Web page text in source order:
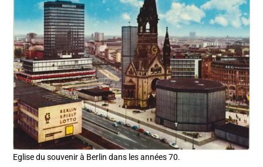
Eglise du souvenir à Berlin dans les années 70.